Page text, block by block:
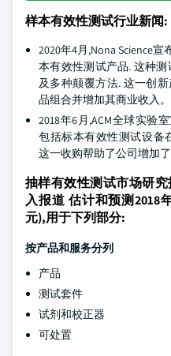
样本有效性测试行业新闻:
2020年4月,Nona Science
本有效性测试产品. 这种
及多种颠覆方法. 这一创
品组合并增加其商业收入。
2018年6月,ACM全球实验
包括标本有效性测试设备
这一收购帮助了公司增加
抽样有效性测试市场研
入报道 估计和预测2018
元),用于下列部分:
按产品和服务分列
产品
测试套件
试剂和校正器
可处置